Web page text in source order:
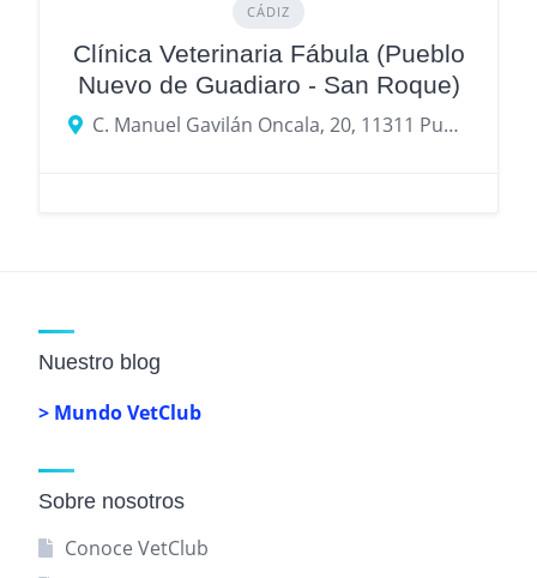
CÁDIZ
Clínica Veterinaria Fábula (Pueblo
Nuevo de Guadiaro - San Roque)
C. Manuel Gavilán Oncala, 20, 11311 Pueblo Nuevo de Guadiaro. Sotogrande, Cádiz
Nuestro blog
> Mundo VetClub
Sobre nosotros
Conoce VetClub